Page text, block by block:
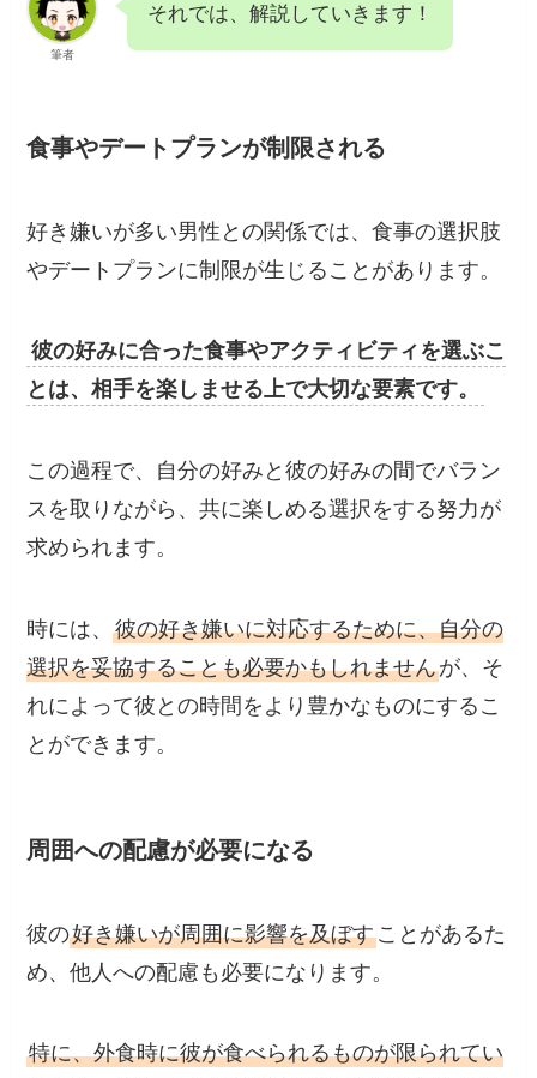
筆者
それでは、解説していきます！
食事やデートプランが制限される
好き嫌いが多い男性との関係では、食事の選択肢
やデートプランに制限が生じることがあります。
彼の好みに合った食事やアクティビティを選ぶこ
とは、相手を楽しませる上で大切な要素です。
この過程で、自分の好みと彼の好みの間でバラン
スを取りながら、共に楽しめる選択をする努力が
求められます。
時には、彼の好き嫌いに対応するために、自分の
選択を妥協することも必要かもしれませんが、そ
れによって彼との時間をより豊かなものにするこ
とができます。
周囲への配慮が必要になる
彼の好き嫌いが周囲に影響を及ぼすことがあるた
め、他人への配慮も必要になります。
特に、外食時に彼が食べられるものが限られてい